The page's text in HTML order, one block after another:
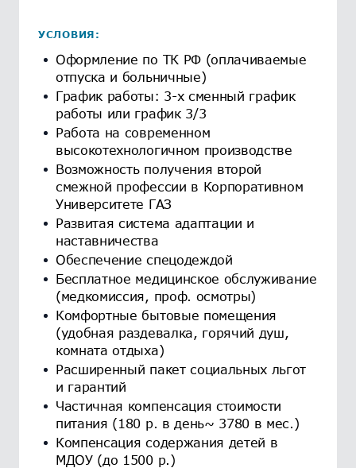
УСЛОВИЯ:
Оформление по ТК РФ (оплачиваемые
отпуска и больничные)
График работы: 3-х сменный график
работы или график 3/3
Работа на современном
высокотехнологичном производстве
Возможность получения второй
смежной профессии в Корпоративном
Университете ГАЗ
Развитая система адаптации и
наставничества
Обеспечение спецодеждой
Бесплатное медицинское обслуживание
(медкомиссия, проф. осмотры)
Комфортные бытовые помещения
(удобная раздевалка, горячий душ,
комната отдыха)
Расширенный пакет социальных льгот
и гарантий
Частичная компенсация стоимости
питания (180 р. в день~ 3780 в мес.)
Компенсация содержания детей в
МДОУ (до 1500 р.)